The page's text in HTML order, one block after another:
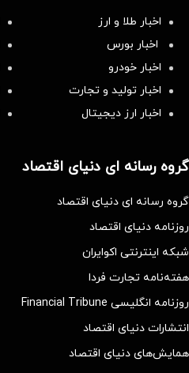
اخبار طلا و ارز
اخبار بورس
اخبار خودرو
اخبار تولید و تجارت
اخبار ارز دیجیتال
گروه رسانه ای دنیای اقتصاد
گروه رسانه ای دنیای اقتصاد
روزنامه دنیای اقتصاد
شبکه اینترنتی اکوایران
هفته‌نامه تجارت فردا
روزنامه انگلیسی Financial Tribune
انتشارات دنیای اقتصاد
همایش‌های دنیای اقتصاد